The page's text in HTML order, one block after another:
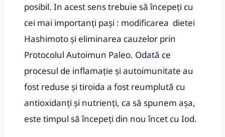
posibil. In acest sens trebuie să începeți cu
cei mai importanți pași : modificarea dietei
Hashimoto și eliminarea cauzelor prin
Protocolul Autoimun Paleo. Odată ce
procesul de inflamație și autoimunitate au
fost reduse și tiroida a fost reumplută cu
antioxidanți și nutrienți, ca să spunem așa,
este timpul să începeți din nou încet cu Iod.